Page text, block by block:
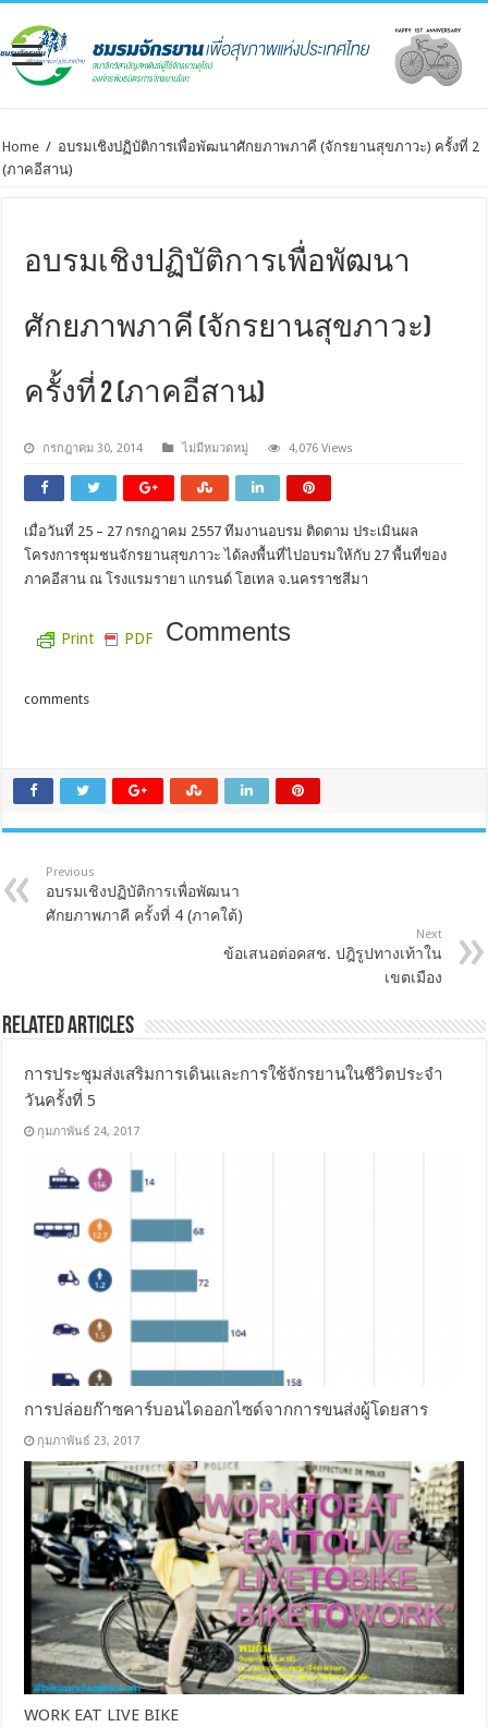
Home / อบรมเชิงปฏิบัติการเพื่อพัฒนาศักยภาพภาคี (จักรยานสุขภาวะ) ครั้งที่ 2
(ภาคอีสาน)
อบรมเชิงปฏิบัติการเพื่อพัฒนา
ศักยภาพภาคี (จักรยานสุขภาวะ)
ครั้งที่ 2 (ภาคอีสาน)
กรกฎาคม 30, 2014 ไม่มีหมวดหมู่ 4,076 Views
เมื่อวันที่ 25 – 27 กรกฎาคม 2557 ทีมงานอบรม ติดตาม ประเมินผล
โครงการชุมชนจักรยานสุขภาวะ ได้ลงพื้นที่ไปอบรมให้กับ 27 พื้นที่ของ
ภาคอีสาน ณ โรงแรมรายา แกรนด์ โฮเทล จ.นครราชสีมา
Print PDF Comments
comments
Previous
อบรมเชิงปฏิบัติการเพื่อพัฒนา
ศักยภาพภาคี ครั้งที่ 4 (ภาคใต้)
Next
ข้อเสนอต่อคสช. ปฎิรูปทางเท้าใน
เขตเมือง
Related Articles
การประชุมส่งเสริมการเดินและการใช้จักรยานในชีวิตประจำ
วันครั้งที่ 5
กุมภาพันธ์ 24, 2017
การปล่อยก๊าซคาร์บอนไดออกไซด์จากการขนส่งผู้โดยสาร
กุมภาพันธ์ 23, 2017
WORK EAT LIVE BIKE